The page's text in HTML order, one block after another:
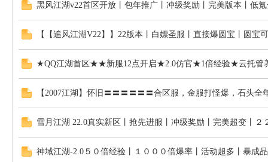
黑风江湖v22首区开放丨包年推广丨冲级奖励丨完美版本丨低
【【追风江湖V22】】22版本丨白嫖圣服丨直接爆圆宝丨圆宝
★QQ江湖首区★★新服12点开启★2.0仿官★1倍经验★云托管
【2007江湖】怀旧〓〓〓〓〓〓合区服，金服打怪爆，石头全
雪月江湖 22.0真实新区丨抢先进服丨冲级奖励丨完美超变丨２
神域江湖-2.0５０倍经验丨１０００倍爆率丨活动超多丨暴成品